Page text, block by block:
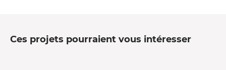
Ces projets pourraient vous intéresser